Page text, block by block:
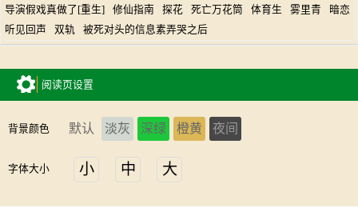
导演假戏真做了[重生]
修仙指南 探花 死亡万花筒 体育生 雾里青
暗恋
听见回声
双轨 被死对头的信息素弄哭之后
阅读页设置
背景颜色 默认 淡灰 深绿 橙黄 夜间
字体大小 小 中 大